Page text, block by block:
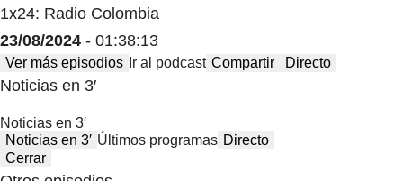
1x24: Radio Colombia
23/08/2024 - 01:38:13
Ver más episodios Ir al podcast Compartir Directo
Noticias en 3′
Noticias en 3′
Noticias en 3′ Últimos programas Directo
Cerrar